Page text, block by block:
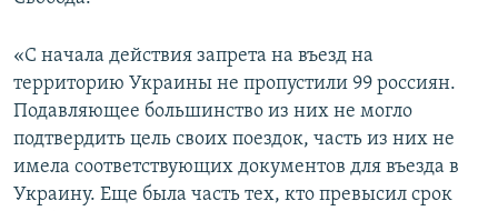
«С начала действия запрета на въезд на
территорию Украины не пропустили 99 россиян.
Подавляющее большинство из них не могло
подтвердить цель своих поездок, часть из них не
имела соответствующих документов для въезда в
Украину. Еще была часть тех, кто превысил срок